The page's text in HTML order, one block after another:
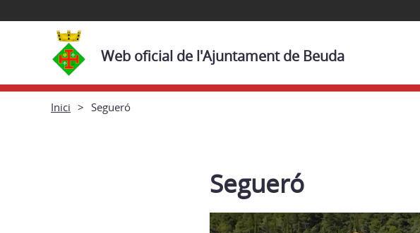
Web oficial de l'Ajuntament de Beuda
Inici Segueró
Segueró